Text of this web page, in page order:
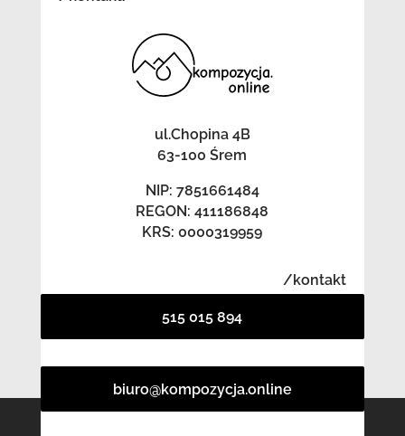
ul.Chopina 4B
63-100 Śrem
NIP: 7851661484
REGON: 411186848
KRS: 0000319959
/kontakt
515 015 894
biuro@kompozycja.online